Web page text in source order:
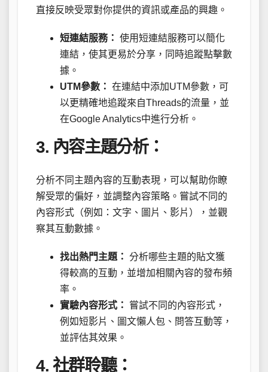
直接反映受眾對你提供的資訊或產品的興趣。
短連結服務： 使用短連結服務可以簡化
連結，使其更易於分享，同時追蹤點擊數
據。
UTM參數： 在連結中添加UTM參數，可
以更精確地追蹤來自Threads的流量，並
在Google Analytics中進行分析。
3. 內容主題分析：
分析不同主題內容的互動表現，可以幫助你瞭
解受眾的偏好，並調整內容策略。嘗試不同的
內容形式（例如：文字、圖片、影片），並觀
察其互動數據。
找出熱門主題： 分析哪些主題的貼文獲
得較高的互動，並增加相關內容的發布頻
率。
實驗內容形式：
嘗試不同的內容形式，
例如短影片、圖文懶人包、問答互動等，
並評估其效果。
4. 社群聆聽：